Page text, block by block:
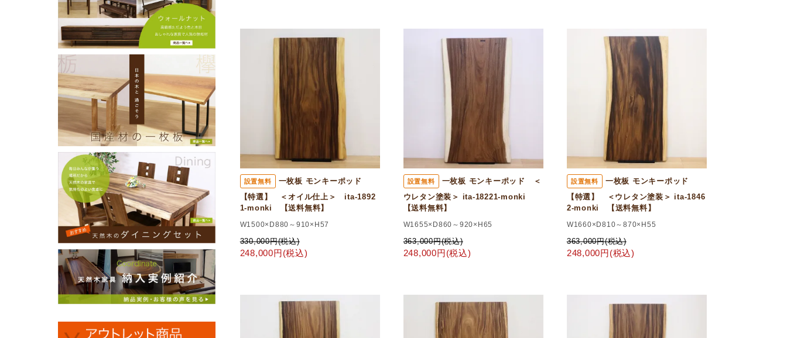
設置無料
一枚板 モンキーポッド
【特選】 ＜オイル仕上＞ ita-1892
1-monki 【送料無料】
W1500×D880～910×H57
330,000円(税込)
248,000円(税込)
設置無料
一枚板 モンキーポッド ＜
ウレタン塗装＞ ita-18221-monki
【送料無料】
W1655×D860～920×H65
363,000円(税込)
248,000円(税込)
設置無料
一枚板 モンキーポッド
【特選】 ＜ウレタン塗装＞ ita-1846
2-monki 【送料無料】
W1660×D810～870×H55
363,000円(税込)
248,000円(税込)